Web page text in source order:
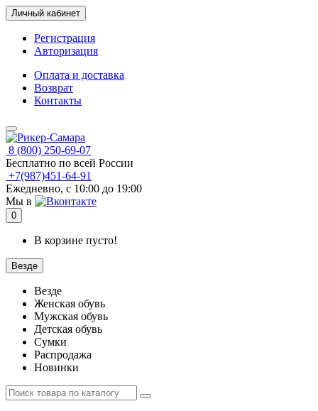
Личный кабинет
Регистрация
Авторизация
Оплата и доставка
Возврат
Контакты
8 (800) 250-69-07
Бесплатно по всей России
+7(987)451-64-91
Ежедневно, с 10:00 до 19:00
Мы в
0
В корзине пусто!
Везде
Везде
Женская обувь
Мужская обувь
Детская обувь
Сумки
Распродажа
Новинки